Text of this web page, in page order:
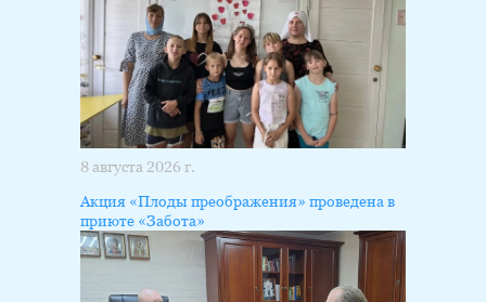
8 августа 2026 г.
Акция «Плоды преображения» проведена в
приюте «Забота»